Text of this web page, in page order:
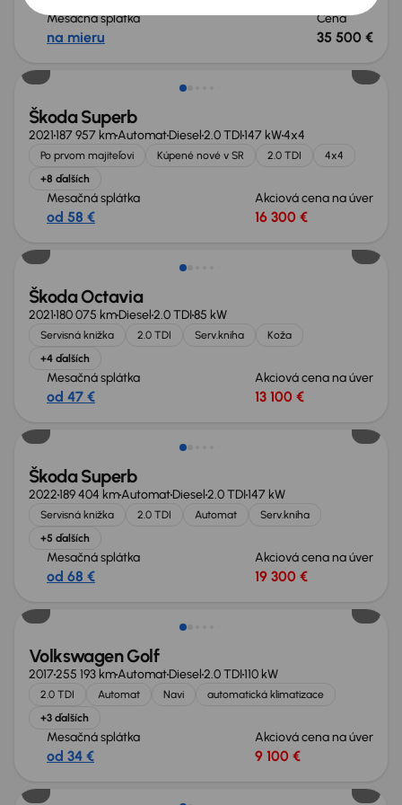
Mesačná splátka
na mieru
Cena
35 500 €
Možnosť odpočtu DPH
Škoda Superb
2021187 957 kmAutomatDiesel2.0 TDI147 kW4x4
Po prvom majiteľovi Kúpené nové v SR 2.0 TDI
4x4
+8 ďalších
Mesačná splátka
od 58 €
Akciová cena na úver
16 300 €
Škoda Octavia
2021180 075 kmDiesel2.0 TDI85 kW
Servisná knižka 2.0 TDI Serv.kniha
Koža
+4 ďalších
Mesačná splátka
od 47 €
Akciová cena na úver
13 100 €
Škoda Superb
2022189 404 kmAutomatDiesel2.0 TDI147 kW
Servisná knižka 2.0 TDI Automat
Serv.kniha
+5 ďalších
Mesačná splátka
od 68 €
Akciová cena na úver
19 300 €
Volkswagen Golf
2017255 193 kmAutomatDiesel2.0 TDI110 kW
2.0 TDI Automat Navi
automatická klimatizace
+3 ďalších
Mesačná splátka
od 34 €
Akciová cena na úver
9 100 €